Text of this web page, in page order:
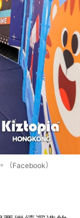
（Facebook）